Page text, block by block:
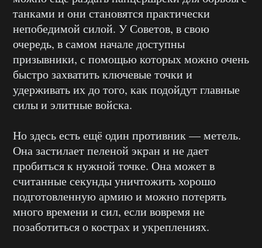
танками и они становятся практически
непобедимой силой. У Советов, в свою
очередь, в самом начале доступны
призывники, с помощью которых можно очень
быстро захватить ключевые точки и
удерживать их до того, как подойдут главные
силы и элитные войска.
Но здесь есть ещё один противник — метель.
Она застилает пеленой экран и не дает
пробиться к нужной точке. Она может в
считанные секунды уничтожить хорошо
подготовленную армию и можно потерять
много времени и сил, если вовремя не
позаботиться о кострах и укреплениях.